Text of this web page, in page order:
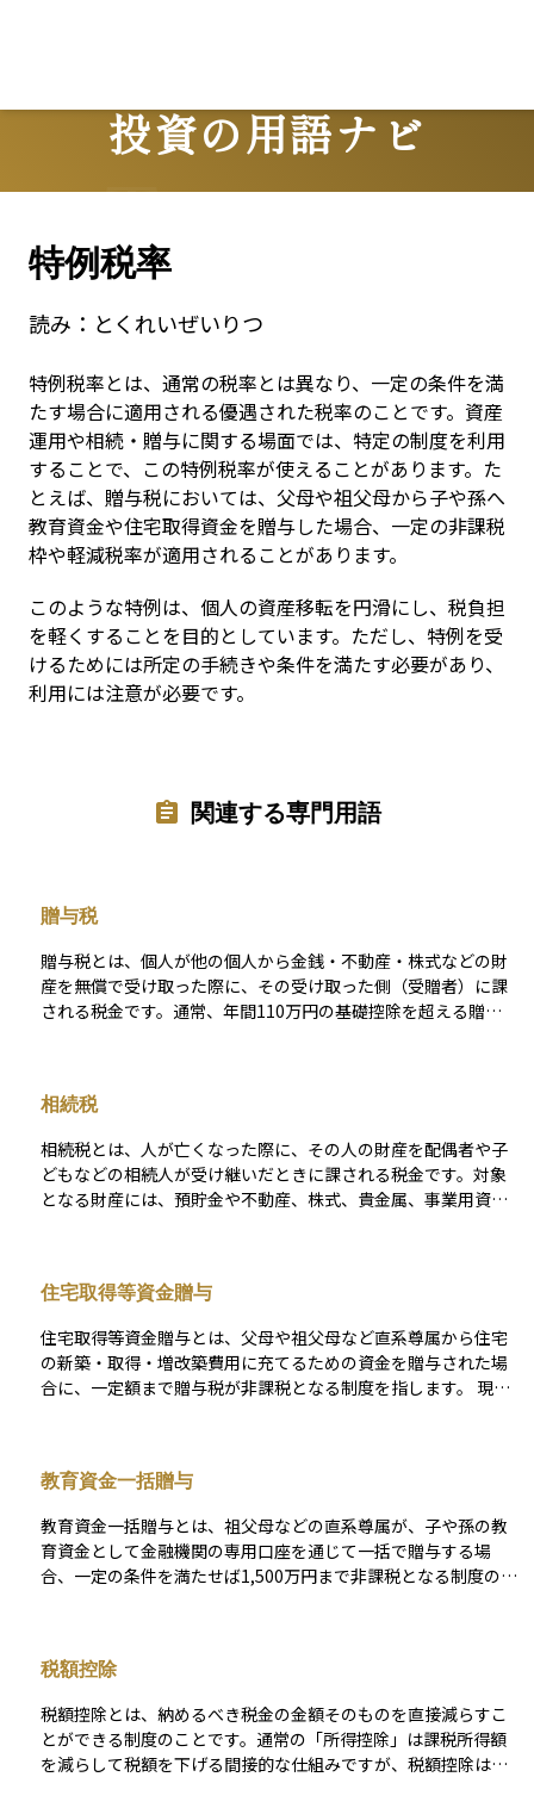
投資の用語ナビ
Terms
特例税率
読み： とくれいぜいりつ
特例税率とは、通常の税率とは異なり、一定の条件を満
たす場合に適用される優遇された税率のことです。資産
運用や相続・贈与に関する場面では、特定の制度を利用
することで、この特例税率が使えることがあります。た
とえば、贈与税においては、父母や祖父母から子や孫へ
教育資金や住宅取得資金を贈与した場合、一定の非課税
枠や軽減税率が適用されることがあります。
このような特例は、個人の資産移転を円滑にし、税負担
を軽くすることを目的としています。ただし、特例を受
けるためには所定の手続きや条件を満たす必要があり、
利用には注意が必要です。
関連する専門用語
贈与税
贈与税とは、個人が他の個人から金銭・不動産・株式などの財
産を無償で受け取った際に、その受け取った側（受贈者）に課
される税金です。通常、年間110万円の基礎控除を超える贈与
に資産を移転する際には活用されることが多く、教育資金や住
宅取得資金などに関しては、一定の条件を満たすことで非課税
となる特例もあります。 なお、現在は「暦年課税」と「相続時
精算課税」の2制度が併存していますが、政府は近年、相続税と
贈与税の一体化を含めた制度改正を検討しており、将来的に制
の問題にとどまらず、長期的な資産承継や相続対策の設計に深
と連携しながら最適な活用方法を検討することが求められま
す。
相続税
相続税とは、人が亡くなった際に、その人の財産を配偶者や子
どもなどの相続人が受け継いだときに課される税金です。対象
となる財産には、預貯金や不動産、株式、貴金属、事業用資産
ば原則として税金はかかりません。しかし、資産規模が大きい
場合や相続人の数が少ない場合には、課税対象となり、10％〜
55％の累進税率が適用されます。 さらに、相続税にはさまざま
な非課税枠や控除制度が設けられており、これらを適切に活用
することで税負担を抑えることが可能です。代表的な制度には
生命保険と同様に1人あたり500万円まで非課税 - 債務控除：被
- 葬式費用の控除：通夜・葬儀などにかかった費用は、相続財
産から差し引くことができる また、配偶者には配偶者の税額軽
減（1億6,000万円または法定相続分まで非課税）が認められて
に重要です。生命保険や不動産の活用、資産の組み替えなどを
通じて、相続税評価額をコントロールすることが、家族への負
担を減らし、スムーズな資産承継を実現するための鍵となりま
す。
住宅取得等資金贈与
住宅取得等資金贈与とは、父母や祖父母など直系尊属から住宅
の新築・取得・増改築費用に充てるための資金を贈与された場
合に、一定額まで贈与税が非課税となる制度を指します。 現在
与年の１月１日時点で１８歳以上かつ合計所得金額２,０００万
円以下（床面積が４０㎡以上５０㎡未満の場合は１,０００万円
以下）であることなどの要件を満たし、贈与を受けた翌年３月
１５日までに全額を住宅取得に充当する必要があります。 これ
により、親世代の資金援助で住宅購入の初期負担を減らしつ
教育資金一括贈与
教育資金一括贈与とは、祖父母などの直系尊属が、子や孫の教
育資金として金融機関の専用口座を通じて一括で贈与する場
合、一定の条件を満たせば1,500万円まで非課税となる制度のこ
が対象期間であり、それまでに使い切れなかった残額には贈与
税が課される可能性があります。 また、実際に使った金額に対
して領収書を提出する必要があり、教育以外の支出には使えま
せん。資産を次世代に円滑に移しつつ、子や孫の成長を支援で
きるため、相続税対策としても注目されています。初心者にと
税額控除
税額控除とは、納めるべき税金の金額そのものを直接減らすこ
とができる制度のことです。通常の「所得控除」は課税所得額
を減らして税額を下げる間接的な仕組みですが、税額控除は計